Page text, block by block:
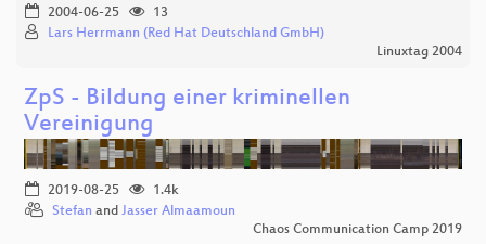
2004-06-25
13
Lars Herrmann (Red Hat Deutschland GmbH)
Linuxtag 2004
ZpS - Bildung einer kriminellen
Vereinigung
2019-08-25
1.4k
Stefan and Jasser Almaamoun
Chaos Communication Camp 2019